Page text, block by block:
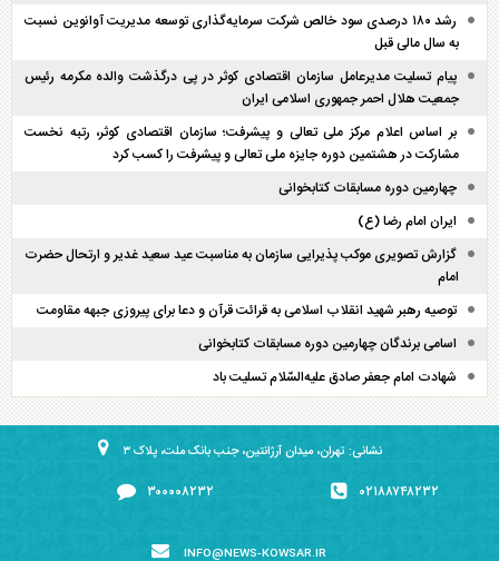
رشد ۱۸۰ درصدی سود خالص شرکت سرمایه‌گذاری توسعه مدیریت آوانوین نسبت
به سال مالی قبل
پیام تسلیت مدیرعامل سازمان اقتصادی کوثر در پی درگذشت والده مکرمه رئیس
جمعیت هلال احمر جمهوری اسلامی ایران
بر اساس اعلام مرکز ملی تعالی و پیشرفت؛ سازمان اقتصادی کوثر، رتبه نخست
مشارکت در هشتمین دوره جایزه ملی تعالی و پیشرفت را کسب کرد
چهارمین دوره مسابقات کتابخوانی
ایران امام رضا (ع)
گزارش تصویری موکب پذیرایی سازمان به مناسبت عید سعید غدیر و ارتحال حضرت
امام
توصیه رهبر شهید انقلاب اسلامی به قرائت قرآن و دعا برای پیروزی جبهه مقاومت
اسامی برندگان چهارمین دوره مسابقات کتابخوانی
شهادت امام جعفر صادق علیه‌السّلام تسلیت باد
نشانی: تهران، میدان آرژانتین، جنب بانک ملت، پلاک ۳
۰۲۱۸۸۷۴۸۲۳۲ ۳۰۰۰۰۸۲۳۲
INFO@NEWS-KOWSAR.IR